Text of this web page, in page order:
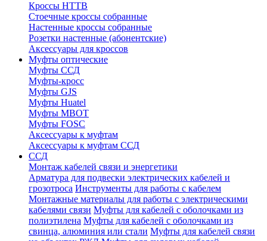
Кроссы HTTB
Стоечные кроссы собранные
Настенные кроссы собранные
Розетки настенные (абонентские)
Аксессуары для кроссов
Муфты оптические
Муфты ССД
Муфты-кросс
Муфты GJS
Муфты Huatel
Муфты МВОТ
Муфты FOSC
Аксессуары к муфтам
Аксессуары к муфтам ССД
ССД
Монтаж кабелей связи и энергетики
Арматура для подвески электрических кабелей и
грозотроса Инструменты для работы с кабелем
Монтажные материалы для работы с электрическими
кабелями связи Муфты для кабелей с оболочками из
полиэтилена Муфты для кабелей с оболочками из
свинца, алюминия или стали Муфты для кабелей связи